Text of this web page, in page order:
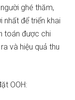
ghé thăm,
để triển khai
toán được chi
và hiệu quả thu
OOH: